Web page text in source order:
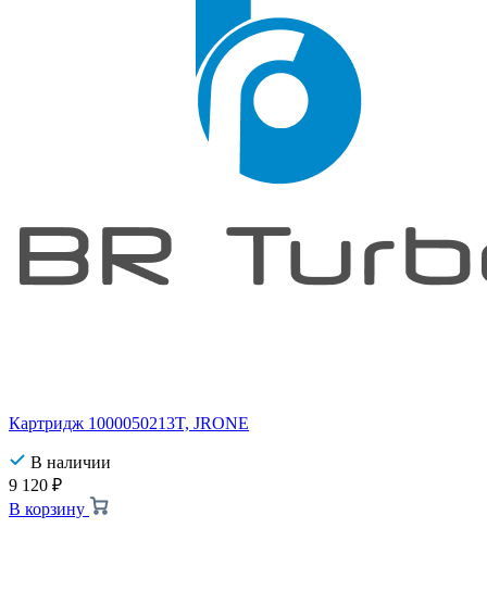
Картридж 1000050213T, JRONE
В наличии
9 120 ₽
В корзину